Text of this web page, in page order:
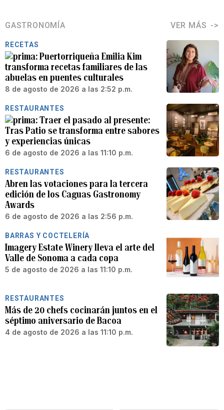
GASTRONOMÍA VER MÁS
RECETAS
Puertorriqueña Emilia Kim
transforma recetas familiares de las
abuelas en puentes culturales
8 de agosto de 2026 a las 2:52 p.m.
RESTAURANTES
Traer el pasado al presente:
Tras Patio se transforma entre sabores
y experiencias únicas
6 de agosto de 2026 a las 11:10 p.m.
RESTAURANTES
Abren las votaciones para la tercera
edición de los Caguas Gastronomy
Awards
6 de agosto de 2026 a las 2:56 p.m.
BARRAS Y COCTELERÍA
Imagery Estate Winery lleva el arte del
Valle de Sonoma a cada copa
5 de agosto de 2026 a las 11:10 p.m.
RESTAURANTES
Más de 20 chefs cocinarán juntos en el
séptimo aniversario de Bacoa
4 de agosto de 2026 a las 11:10 p.m.